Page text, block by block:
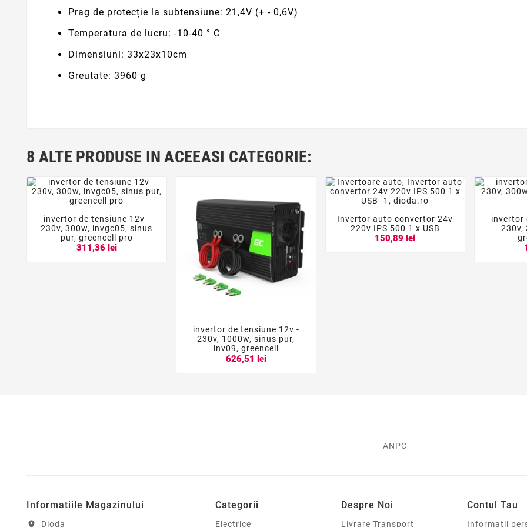
Prag de protecție la subtensiune: 21,4V (+ - 0,6V)
Temperatura de lucru: -10-40 ° C
Dimensiuni: 33x23x10cm
Greutate: 3960 g
8 ALTE PRODUSE IN ACEEASI CATEGORIE:
  
invertor de tensiune 12v -
230v, 300w, invgc05, sinus
pur, greencell pro
311,36 lei
  
invertor de tensiune 12v -
230v, 1000w, sinus pur,
inv09, greencell
626,51 lei
  
Invertor auto convertor 24v
220v IPS 500 1 x USB
150,89 lei

invertor
230v,
ANPC
Informatiile Magazinului
location_on Dioda
Categorii
Electrice
Despre Noi
Livrare Transport
Contul Tau
Informatii